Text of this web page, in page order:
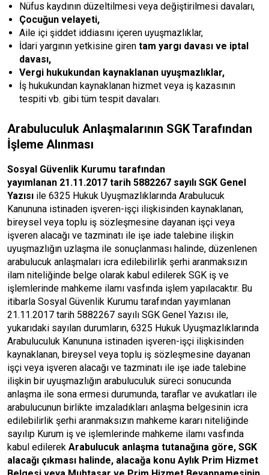
Nüfus kaydının düzeltilmesi veya değiştirilmesi davaları,
Çocuğun velayeti,
Aile içi şiddet iddiasını içeren uyuşmazlıklar,
İdari yargının yetkisine giren tam yargı davası ve iptal
davası,
Vergi hukukundan kaynaklanan uyuşmazlıklar,
İş hukukundan kaynaklanan hizmet veya iş kazasının
tespiti vb. gibi tüm tespit davaları.
Arabuluculuk Anlaşmalarının SGK Tarafından
İşleme Alınması
Sosyal Güvenlik Kurumu tarafından
yayımlanan 21.11.2017 tarih 5882267 sayılı SGK Genel
Yazısı ile 6325 Hukuk Uyuşmazlıklarında Arabulucuk
Kanununa istinaden işveren-işçi ilişkisinden kaynaklanan,
bireysel veya toplu iş sözleşmesine dayanan işçi veya
işveren alacağı ve tazminatı ile işe iade talebine ilişkin
uyuşmazlığın uzlaşma ile sonuçlanması halinde, düzenlenen
arabulucuk anlaşmaları icra edilebilirlik şerhi aranmaksızın
ilam niteliğinde belge olarak kabul edilerek SGK iş ve
işlemlerinde mahkeme ilamı vasfında işlem yapılacaktır. Bu
itibarla Sosyal Güvenlik Kurumu tarafından yayımlanan
21.11.2017 tarih 5882267 sayılı SGK Genel Yazısı ile,
yukarıdaki sayılan durumların, 6325 Hukuk Uyuşmazlıklarında
Arabuluculuk Kanununa istinaden işveren-işçi ilişkisinden
kaynaklanan, bireysel veya toplu iş sözleşmesine dayanan
işçi veya işveren alacağı ve tazminatı ile işe iade talebine
ilişkin bir uyuşmazlığın arabuluculuk süreci sonucunda
anlaşma ile sona ermesi durumunda, taraflar ve avukatları ile
arabulucunun birlikte imzaladıkları anlaşma belgesinin icra
edilebilirlik şerhi aranmaksızın mahkeme kararı niteliğinde
sayılıp Kurum iş ve işlemlerinde mahkeme ilamı vasfında
kabul edilerek Arabulucuk anlaşma tutanağına göre, SGK
alacağı çıkması halinde, alacağa konu Aylık Prim Hizmet